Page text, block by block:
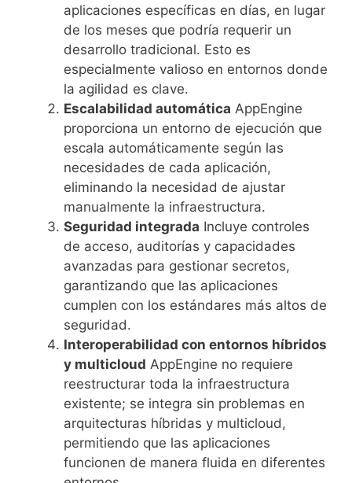
aplicaciones específicas en días, en lugar
de los meses que podría requerir un
desarrollo tradicional. Esto es
especialmente valioso en entornos donde
la agilidad es clave.
Escalabilidad automática AppEngine
proporciona un entorno de ejecución que
escala automáticamente según las
necesidades de cada aplicación,
eliminando la necesidad de ajustar
manualmente la infraestructura.
Seguridad integrada Incluye controles
de acceso, auditorías y capacidades
avanzadas para gestionar secretos,
garantizando que las aplicaciones
cumplen con los estándares más altos de
seguridad.
Interoperabilidad con entornos híbridos
y multicloud AppEngine no requiere
reestructurar toda la infraestructura
existente; se integra sin problemas en
arquitecturas híbridas y multicloud,
permitiendo que las aplicaciones
funcionen de manera fluida en diferentes